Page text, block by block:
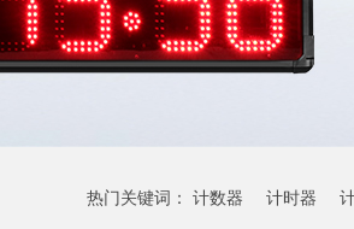
热门关键词： 计数器 计时器